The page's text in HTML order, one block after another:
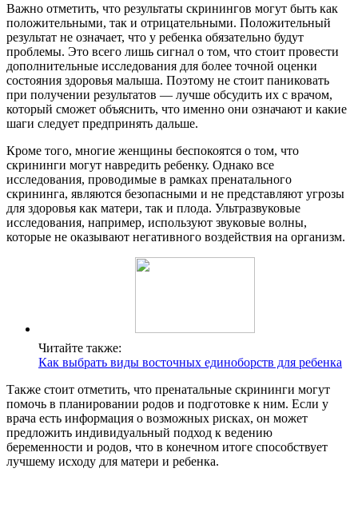
Важно отметить, что результаты скринингов могут быть как
положительными, так и отрицательными. Положительный
результат не означает, что у ребенка обязательно будут
проблемы. Это всего лишь сигнал о том, что стоит провести
дополнительные исследования для более точной оценки
состояния здоровья малыша. Поэтому не стоит паниковать
при получении результатов — лучше обсудить их с врачом,
который сможет объяснить, что именно они означают и какие
шаги следует предпринять дальше.
Кроме того, многие женщины беспокоятся о том, что
скрининги могут навредить ребенку. Однако все
исследования, проводимые в рамках пренатального
скрининга, являются безопасными и не представляют угрозы
для здоровья как матери, так и плода. Ультразвуковые
исследования, например, используют звуковые волны,
которые не оказывают негативного воздействия на организм.
Читайте также:
Как выбрать виды восточных единоборств для ребенка
Также стоит отметить, что пренатальные скрининги могут
помочь в планировании родов и подготовке к ним. Если у
врача есть информация о возможных рисках, он может
предложить индивидуальный подход к ведению
беременности и родов, что в конечном итоге способствует
лучшему исходу для матери и ребенка.